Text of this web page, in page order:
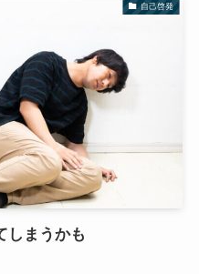
自己啓発
しまうかも